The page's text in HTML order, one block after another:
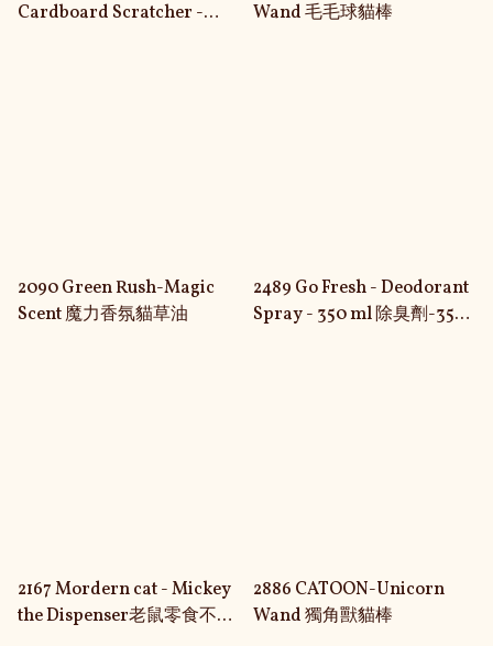
Cardboard Scratcher -
Wand 毛毛球貓棒
2090 Green Rush-Magic
Scent 魔力香氛貓草油
2489 Go Fresh - Deodorant
Spray - 350 ml 除臭劑-350
2167 Mordern cat - Mickey
the Dispenser老鼠零食不倒
2886 CATOON-Unicorn
Wand 獨角獸貓棒